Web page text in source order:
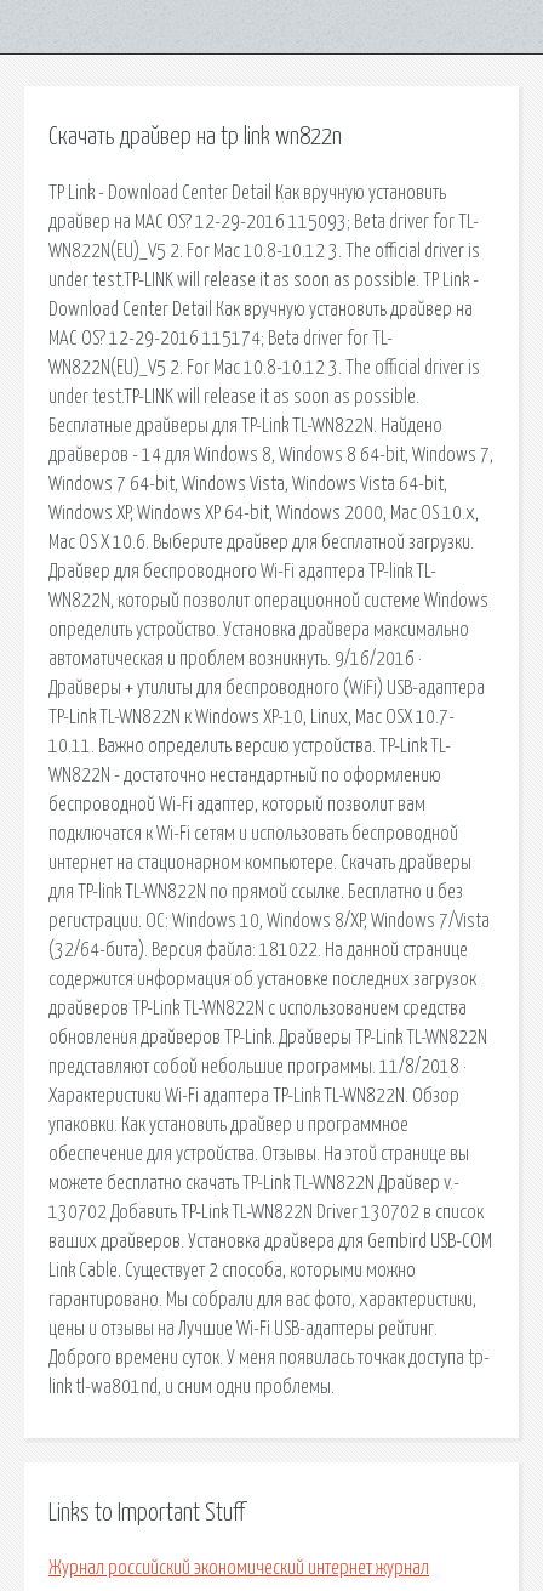
Скачать драйвер на tp link wn822n
TP Link - Download Center Detail Как вручную установить
драйвер на MAC OS? 12-29-2016 115093; Beta driver for TL-
WN822N(EU)_V5 2. For Mac 10.8-10.12 3. The official driver is
under test.TP-LINK will release it as soon as possible. TP Link -
Download Center Detail Как вручную установить драйвер на
MAC OS? 12-29-2016 115174; Beta driver for TL-
WN822N(EU)_V5 2. For Mac 10.8-10.12 3. The official driver is
under test.TP-LINK will release it as soon as possible.
Бесплатные драйверы для TP-Link TL-WN822N. Найдено
драйверов - 14 для Windows 8, Windows 8 64-bit, Windows 7,
Windows 7 64-bit, Windows Vista, Windows Vista 64-bit,
Windows XP, Windows XP 64-bit, Windows 2000, Mac OS 10.x,
Mac OS X 10.6. Выберите драйвер для бесплатной загрузки.
Драйвер для беспроводного Wi-Fi адаптера TP-link TL-
WN822N, который позволит операционной системе Windows
определить устройство. Установка драйвера максимально
автоматическая и проблем возникнуть. 9/16/2016 ·
Драйверы + утилиты для беспроводного (WiFi) USB-адаптера
TP-Link TL-WN822N к Windows XP-10, Linux, Mac OSX 10.7-
10.11. Важно определить версию устройства. TP-Link TL-
WN822N - достаточно нестандартный по оформлению
беспроводной Wi-Fi адаптер, который позволит вам
подключатся к Wi-Fi сетям и использовать беспроводной
интернет на стационарном компьютере. Скачать драйверы
для TP-link TL-WN822N по прямой ссылке. Бесплатно и без
регистрации. ОС: Windows 10, Windows 8/XP, Windows 7/Vista
(32/64-бита). Версия файла: 181022. На данной странице
содержится информация об установке последних загрузок
драйверов TP-Link TL-WN822N с использованием средства
обновления драйверов TP-Link. Драйверы TP-Link TL-WN822N
представляют собой небольшие программы. 11/8/2018 ·
Характеристики Wi-Fi адаптера TP-Link TL-WN822N. Обзор
упаковки. Как установить драйвер и программное
обеспечение для устройства. Отзывы. На этой странице вы
можете бесплатно скачать TP-Link TL-WN822N Драйвер v.­
130702 Добавить TP-Link TL-WN822N Driver 130702 в список
ваших драйверов. Установка драйвера для Gembird USB-COM
Link Cable. Существует 2 способа, которыми можно
гарантировано. Мы собрали для вас фото, характеристики,
цены и отзывы на Лучшие Wi-Fi USB-адаптеры рейтинг.
Доброго времени суток. У меня появилась точкак доступа tp-
link tl-wa801nd, и сним одни проблемы.
Links to Important Stuff
Журнал российский экономический интернет журнал